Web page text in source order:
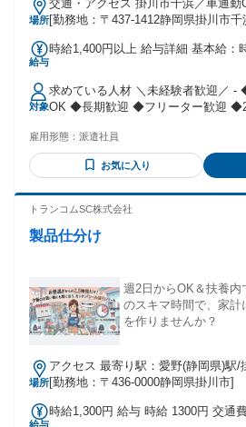
場所
交通・アクセス 掛川市千浜／車通勤
[勤務地：〒437-1412静岡県掛川市千
給与
時給1,400円以上 給与詳細 基本給：
対象
求めている人材 ＼未経験者歓迎／
OK ◆長期歓迎 ◆フリーター歓迎
の仕事でたくさん稼ぎたい！ ✅正社
期間だけ ✅アルバイトやパートの
みなさん大歓迎です。
雇用形態： 派遣社員
お気に入り
トランコムSC株式会社
製品仕分け
週2日からOK＆扶養
のスキマ時間で、家
を作りませんか？
場所
アクセス 最寄り駅：愛野(静岡県)駅/
[勤務地：〒436-0000静岡県掛川市]
給与
時給1,300円 給与 時給 1300円 交通